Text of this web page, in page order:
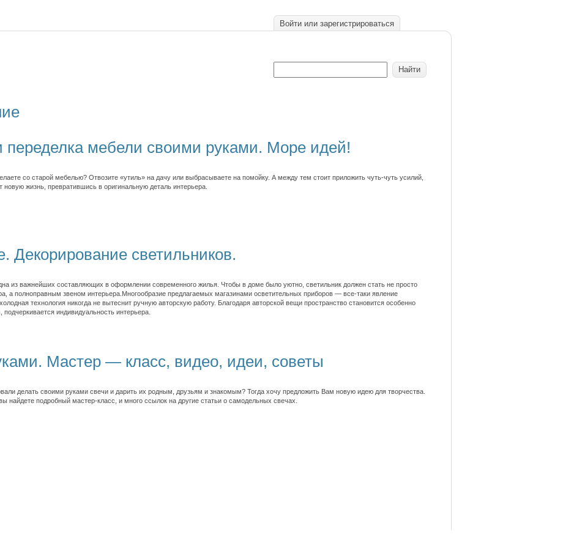
Войти или зарегистрироваться
переделка мебели своими руками. Море идей!
со старой мебелью? Отвозите «утиль» на дачу или выбрасываете на помойку. А между тем стоит приложить чуть-чуть усилий,
новую жизнь, превратившись в оригинальную деталь интерьера.
Декорирование светильников.
из важнейших составляющих в оформлении современного жилья. Чтобы в доме было уютно, светильник должен стать не просто
а полноправным звеном интерьера.Многообразие предлагаемых магазинами осветительных приборов — все-таки явление
технология никогда не вытеснит ручную авторскую работу. Благодаря авторской вещи пространство становится особенно
индивидуальность интерьера.
Мастер — класс, видео, идеи, советы
делать своими руками свечи и дарить их родным, друзьям и знакомым? Тогда хочу предложить Вам новую идею для творчества.
найдете подробный мастер-класс, и много ссылок на другие статьи о самодельных свечах.